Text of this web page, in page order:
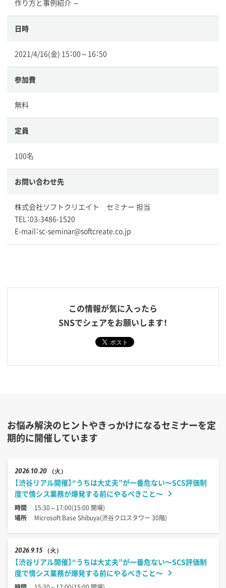
作り方と事例紹介 ～
日時
2021/4/16(金) 15：00～16：50
参加費
無料
定員
100名
お問い合わせ先
株式会社ソフトクリエイト セミナー 担当
TEL：03-3486-1520
E-mail：sc-seminar@softcreate.co.jp
この情報が気に入ったら
SNSでシェアをお願いします！
お悩み解決のヒントやきっかけになるセミナーを定
期的に開催しています
202610.20 （火）
【渋谷リアル開催】“うちは大丈夫”が一番危ない〜SCS評価制
度で情シス業務が爆発する前にやるべきこと〜
時間
15:30～17:00(15:00 開場)
場所
Microsoft Base Shibuya(渋谷クロスタワー 30階)
20269.15 （火）
【渋谷リアル開催】“うちは大丈夫”が一番危ない〜SCS評価制
度で情シス業務が爆発する前にやるべきこと〜